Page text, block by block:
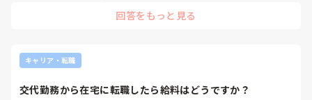
護なんだと後から実感しました。やりがいはずっと同じではな
してみたり（案外楽しいです🤣）、仲の良いスタッフと遊びや
飲みに行ったり、自分へのご褒美を探して買う計画を立てたり
職場で使うものを好きなキャラや可愛いものに替えたりして...
回答をもっと見る
キャリア・転職
交代勤務から在宅に転職したら給料はどうですか？